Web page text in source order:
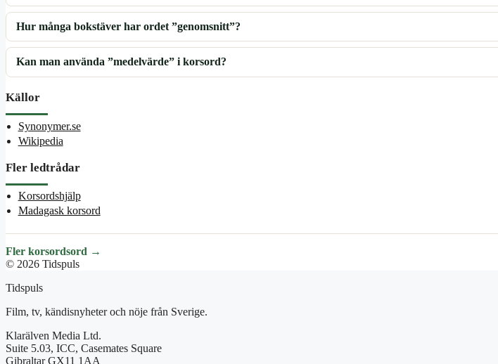
Hur många bokstäver har ordet ”genomsnitt”?
Kan man använda ”medelvärde” i korsord?
Källor
Synonymer.se
Wikipedia
Fler ledtrådar
Korsordshjälp
Madagask korsord
Fler korsordsord →
© 2026 Tidspuls
Tidspuls
Film, tv, kändisnyheter och nöje från Sverige.
Klarälven Media Ltd.
Suite 5.03, ICC, Casemates Square
Gibraltar GX11 1AA